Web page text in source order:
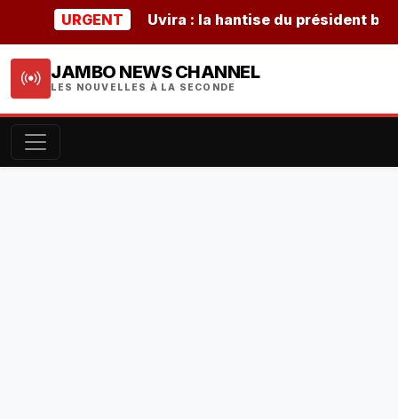
URGENT Uvira : la hantise du président
JAMBO NEWS CHANNEL
LES NOUVELLES À LA SECONDE